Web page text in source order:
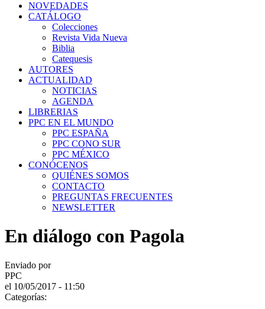
NOVEDADES
CATÁLOGO
Colecciones
Revista Vida Nueva
Biblia
Catequesis
AUTORES
ACTUALIDAD
NOTICIAS
AGENDA
LIBRERIAS
PPC EN EL MUNDO
PPC ESPAÑA
PPC CONO SUR
PPC MÉXICO
CONÓCENOS
QUIÉNES SOMOS
CONTACTO
PREGUNTAS FRECUENTES
NEWSLETTER
En diálogo con Pagola
Enviado por
PPC
el 10/05/2017 - 11:50
Categorías: